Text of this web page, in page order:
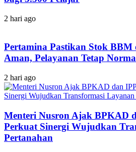
2 hari ago
Pertamina Pastikan Stok BBM
Aman, Pelayanan Tetap
2 hari ago
Menteri Nusron Ajak BPKAD
Perkuat Sinergi Wujudkan
Pertanahan